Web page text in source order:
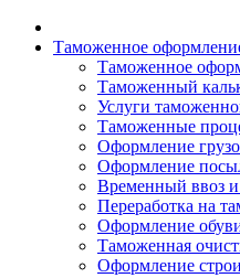
Таможенное
Таможенное
Таможенный
Услуги
Таможенные
Оформление
Оформление
Временный ввоз и
Переработка на
Оформление
Таможенная
Оформление